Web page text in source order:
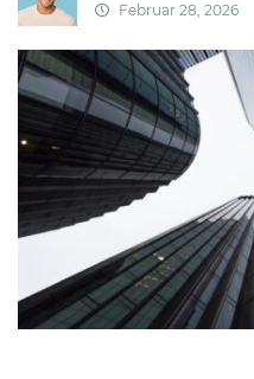
Februar 28, 2026